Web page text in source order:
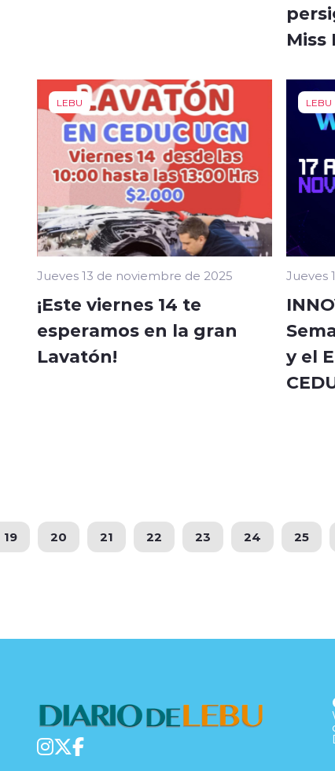
Miss
LEBU
Jueves 13 de noviembre de 2025
¡Este viernes 14 te
esperamos en la gran
Lavatón!
LEBU
Jueves
y el
19 20 21 22 23 24 25